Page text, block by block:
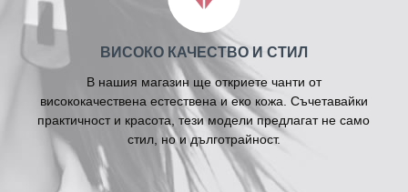
ВИСОКО КАЧЕСТВО И СТИЛ
В нашия магазин ще откриете чанти от
висококачествена естествена и еко кожа. Съчетавайки
практичност и красота, тези модели предлагат не само
стил, но и дълготрайност.